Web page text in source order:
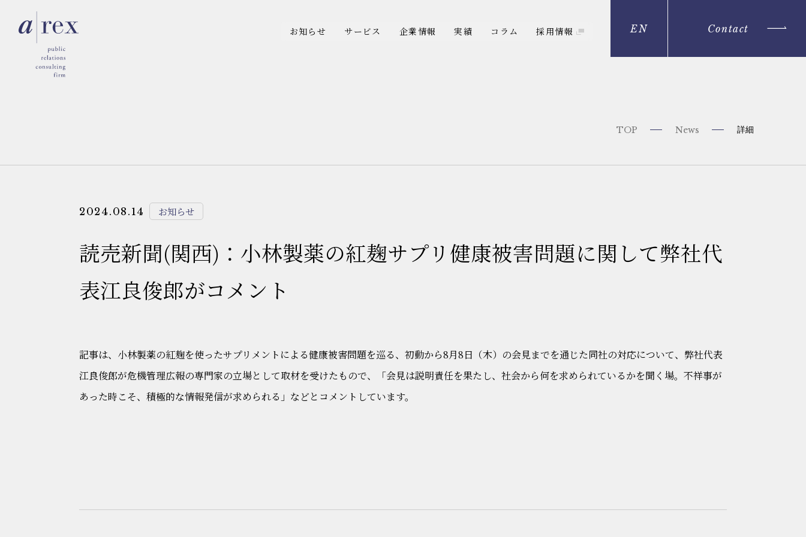
お知らせ サービス 企業情報 実績 コラム 採用情報 EN Contact
TOP News 詳細
2024.08.14 お知らせ
読売新聞(関西)：小林製薬の紅麹サプリ健康被害問題に関して弊社代
表江良俊郎がコメント
記事は、小林製薬の紅麹を使ったサプリメントによる健康被害問題を巡る、初動から8月8日（木）の会見までを通じた同社の対応について、弊社代表
江良俊郎が危機管理広報の専門家の立場として取材を受けたもので、「会見は説明責任を果たし、社会から何を求められているかを聞く場。不祥事が
あった時こそ、積極的な情報発信が求められる」などとコメントしています。